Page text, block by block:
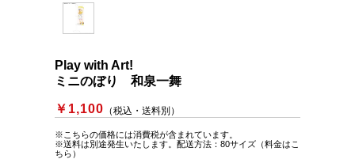
Play with Art!
ミニのぼり 和泉一舞
￥1,100 （税込・送料別）
※こちらの価格には消費税が含まれています。
※送料は別途発生いたします。 配送方法：80サイズ（料金はこ
ちら）